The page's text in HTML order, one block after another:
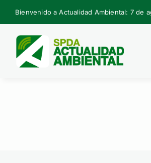
Skip
to
content
Bienvenido a Actualidad Ambiental: 7 de